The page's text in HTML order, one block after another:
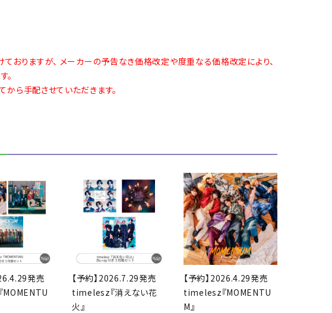
おりますが、 メーカーの予告なき価格改定や度重なる価格改定により、
。
ら手配させていただきます。
発売
【予約】2026.7.29発売
timelesz『消えない花
火』
【予約】2026.4.29発売
timelesz『MOMENTU
M』